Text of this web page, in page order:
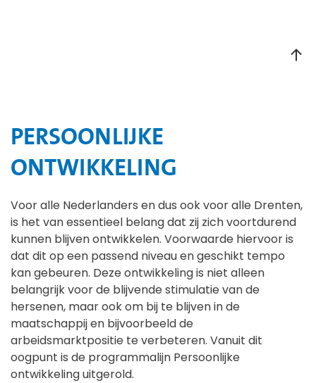
PERSOONLIJKE
ONTWIKKELING
Voor alle Nederlanders en dus ook voor alle Drenten,
is het van essentieel belang dat zij zich voortdurend
kunnen blijven ontwikkelen. Voorwaarde hiervoor is
dat dit op een passend niveau en geschikt tempo
kan gebeuren. Deze ontwikkeling is niet alleen
belangrijk voor de blijvende stimulatie van de
hersenen, maar ook om bij te blijven in de
maatschappij en bijvoorbeeld de
arbeidsmarktpositie te verbeteren. Vanuit dit
oogpunt is de programmalijn Persoonlijke
ontwikkeling uitgerold.